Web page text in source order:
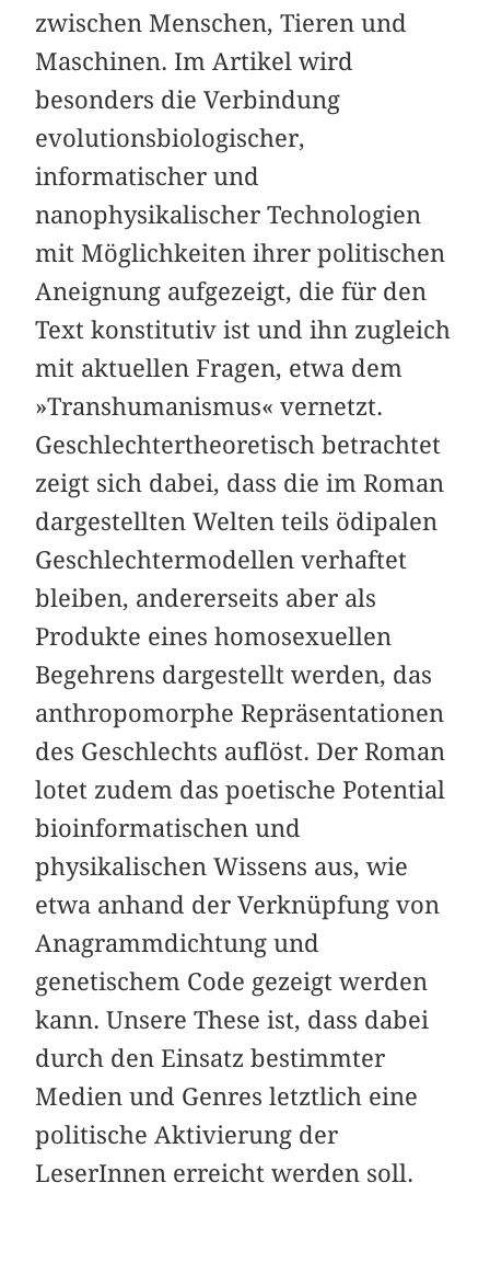
zwischen Menschen, Tieren und
Maschinen. Im Artikel wird
besonders die Verbindung
evolutionsbiologischer,
informatischer und
nanophysikalischer Technologien
mit Möglichkeiten ihrer politischen
Aneignung aufgezeigt, die für den
Text konstitutiv ist und ihn zugleich
mit aktuellen Fragen, etwa dem
»Transhumanismus« vernetzt.
Geschlechtertheoretisch betrachtet
zeigt sich dabei, dass die im Roman
dargestellten Welten teils ödipalen
Geschlechtermodellen verhaftet
bleiben, andererseits aber als
Produkte eines homosexuellen
Begehrens dargestellt werden, das
anthropomorphe Repräsentationen
des Geschlechts auflöst. Der Roman
lotet zudem das poetische Potential
bioinformatischen und
physikalischen Wissens aus, wie
etwa anhand der Verknüpfung von
Anagrammdichtung und
genetischem Code gezeigt werden
kann. Unsere These ist, dass dabei
durch den Einsatz bestimmter
Medien und Genres letztlich eine
politische Aktivierung der
LeserInnen erreicht werden soll.